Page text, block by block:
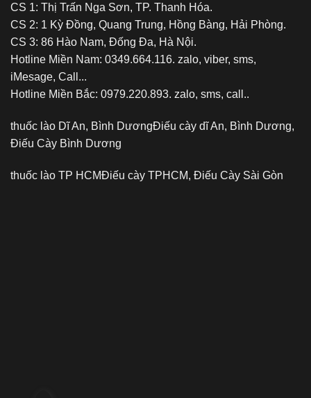
CS 1: Thị Trấn Nga Sơn, TP. Thanh Hóa.
CS 2: 1 Kỳ Đồng, Quang Trung, Hồng Bàng, Hải Phòng.
CS 3: 86 Hào Nam, Đống Đa, Hà Nội.
Hotline Miền Nam: 0349.664.116. zalo, viber, sms,
iMesage, Call...
Hotline Miền Bắc: 0979.220.893. zalo, sms, call..
thuốc lào Dĩ An, Bình DươngĐiếu cày dĩ An, Bình Dương,
Điếu Cày Bình Dương
thuốc lào TP HCMĐiếu cày TPHCM, Điếu Cày Sài Gòn